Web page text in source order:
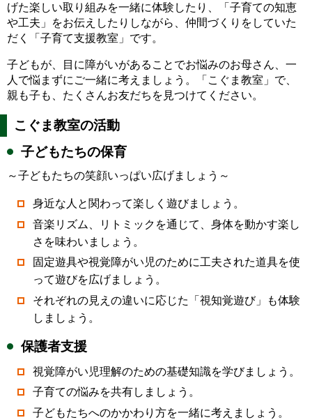
げた楽しい取り組みを一緒に体験したり、「子育ての知恵
や工夫」をお伝えしたりしながら、仲間づくりをしていた
だく「子育て支援教室」です。
子どもが、目に障がいがあることでお悩みのお母さん、一
人で悩まずにご一緒に考えましょう。「こぐま教室」で、
親も子も、たくさんお友だちを見つけてください。
こぐま教室の活動
子どもたちの保育
～子どもたちの笑顔いっぱい広げましょう～
身近な人と関わって楽しく遊びましょう。
音楽リズム、リトミックを通じて、身体を動かす楽し
さを味わいましょう。
固定遊具や視覚障がい児のために工夫された道具を使
って遊びを広げましょう。
それぞれの見えの違いに応じた「視知覚遊び」も体験
しましょう。
保護者支援
視覚障がい児理解のための基礎知識を学びましょう。
子育ての悩みを共有しましょう。
子どもたちへのかかわり方を一緒に考えましょう。